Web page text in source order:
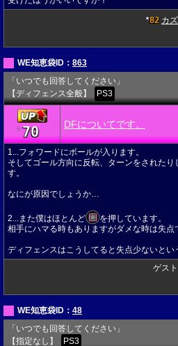
★82 カ
WE知恵袋ID： 863
「いつでも回答してください」
【ディフェンス全般】
PS3
★70 DFについてです。
1...フォワードにボールが入ります。
そしてゴール方向に反転、ターンをされたり
す。
なにが原因でしょうか…
2...また僕はほとんど
を押しています。
相手にハマる時もありますがダメな時は失点
ディフェンスはこうしてると失点少ないとい
ゲス
WE知恵袋ID： 48
「いつでも回答してください」
【指定なし】
PS3